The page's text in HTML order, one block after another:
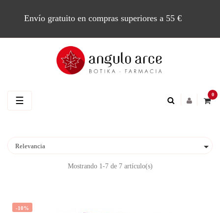
Envío gratuito en compras superiores a 55 €
0
Navegación
☰
Relevancia 
Mostrando 1-7 de 7 artículo(s)
-10%